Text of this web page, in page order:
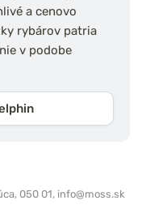
a cenovo
rybárov patria
v podobe
050 01, info@moss.sk